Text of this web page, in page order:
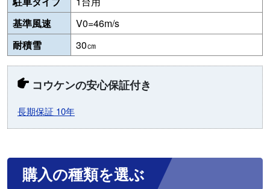
基準風速
V0=46m/s
耐積雪
30㎝
コウケンの安心保証付き
長期保証 10年
購入の種類を選ぶ